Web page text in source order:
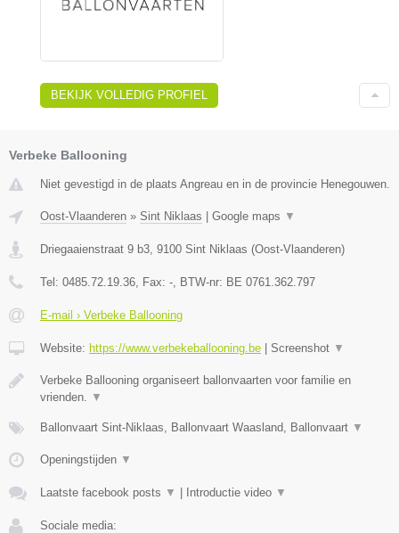
BEKIJK VOLLEDIG PROFIEL
Verbeke Ballooning
Niet gevestigd in de plaats Angreau en in de provincie Henegouwen.
Oost-Vlaanderen » Sint Niklaas | Google maps ▼
Driegaaienstraat 9 b3 9100 Sint Niklaas (Oost-Vlaanderen)
Tel: 0485.72.19.36 , Fax: - , BTW-nr: BE 0761.362.797
E-mail › Verbeke Ballooning
Website: https://www.verbekeballooning.be | Screenshot ▼
Verbeke Ballooning organiseert ballonvaarten voor familie en
vrienden.
▼
Ballonvaart Sint-Niklaas, Ballonvaart Waasland, Ballonvaart ▼
Openingstijden ▼
Laatste facebook posts ▼ | Introductie video ▼
Sociale media: